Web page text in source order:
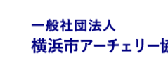
content